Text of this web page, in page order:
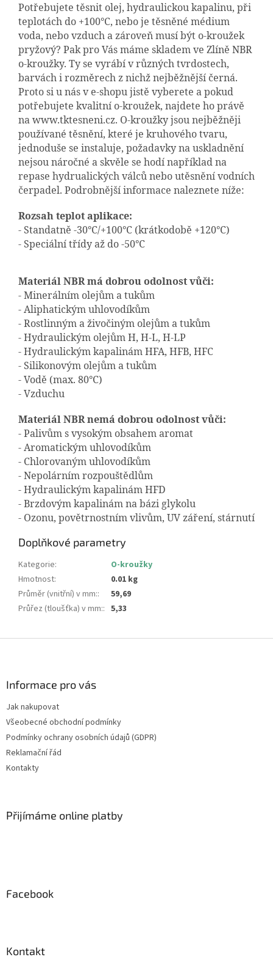
Potřebujete těsnit olej, hydraulickou kapalinu, při
teplotách do +100°C, nebo je těsněné médium
voda, nebo vzduch a zároveň musí být o-kroužek
pryžový? Pak pro Vás máme skladem ve Zlíně NBR
o-kroužky. Ty se vyrábí v různých tvrdostech,
barvách i rozměrech z nichž nejběžnější černá.
Proto si u nás v e-shopu jistě vyberete a pokud
potřebujete kvalitní o-kroužek, najdete ho právě
na www.tktesneni.cz. O-kroužky jsou nejběžněji
používané těsnění, které je kruhového tvaru,
jednoduše se instaluje, požadavky na uskladnění
nejsou náročné a skvěle se hodí například na
repase hydrualických válců nebo utěsnění vodních
čerpadel. Podrobnější informace naleznete níže:
Rozsah teplot aplikace:
- Standatně -30°C/+100°C (krátkodobě +120°C)
- Speciální třídy až do -50°C
Materiál NBR má dobrou odolnost vůči:
- Minerálním olejům a tukům
- Aliphatickým uhlovodíkům
- Rostlinným a živočiným olejům a tukům
- Hydraulickým olejům H, H-L, H-LP
- Hydraulickým kapalinám HFA, HFB, HFC
- Silikonovým olejům a tukům
- Vodě (max. 80°C)
- Vzduchu
Materiál NBR nemá dobrou odolnost vůči:
- Palivům s vysokým obsahem aromat
- Aromatickým uhlovodíkům
- Chlorovaným uhlovodíkům
- Nepolárním rozpouštědlům
- Hydraulickým kapalinám HFD
- Brzdovým kapalinám na bázi glykolu
- Ozonu, povětrnostním vlivům, UV záření, stárnutí
Doplňkové parametry
Kategorie:
O-kroužky
Hmotnost:
0.01 kg
Průměr (vnitřní) v mm::
59,69
Průřez (tloušťka) v mm:: 5,33
Informace pro vás
Jak nakupovat
Všeobecné obchodní podmínky
Podmínky ochrany osobních údajů (GDPR)
Reklamační řád
Kontakty
Přijímáme online platby
Facebook
Kontakt